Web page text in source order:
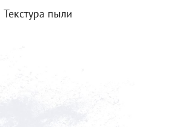
Текстура пыли